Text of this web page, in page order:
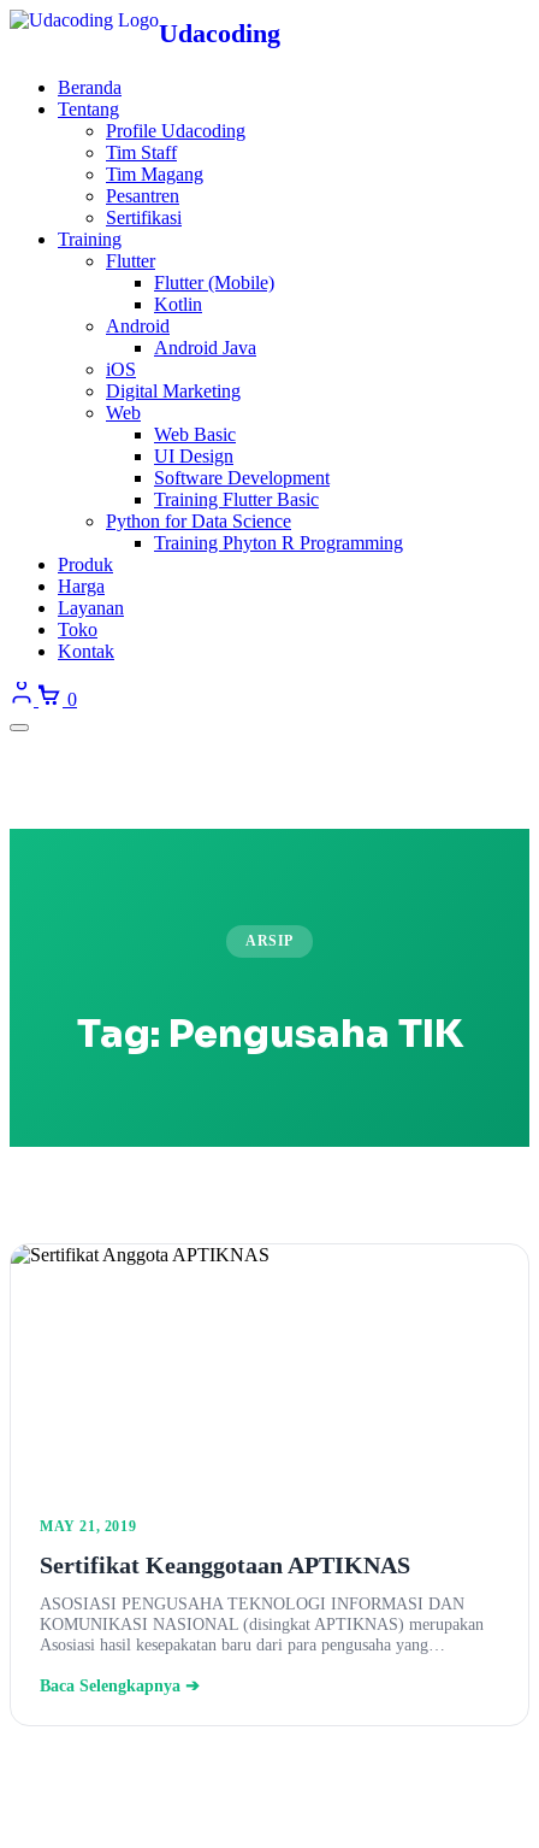
Udacoding
Beranda
Tentang
Profile Udacoding
Tim Staff
Tim Magang
Pesantren
Sertifikasi
Training
Flutter
Flutter (Mobile)
Kotlin
Android
Android Java
iOS
Digital Marketing
Web
Web Basic
UI Design
Software Development
Training Flutter Basic
Python for Data Science
Training Phyton R Programming
Produk
Harga
Layanan
Toko
Kontak
0
ARSIP
Tag: Pengusaha TIK
MAY 21, 2019
Sertifikat Keanggotaan APTIKNAS
ASOSIASI PENGUSAHA TEKNOLOGI INFORMASI DAN
KOMUNIKASI NASIONAL (disingkat APTIKNAS) merupakan
Asosiasi hasil kesepakatan baru dari para pengusaha yang…
Baca Selengkapnya ➔